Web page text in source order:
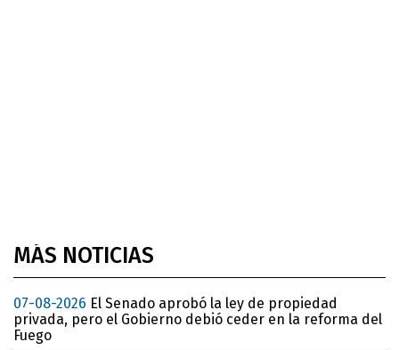
MÁS NOTICIAS
07-08-2026 El Senado aprobó la ley de propiedad
privada, pero el Gobierno debió ceder en la reforma del
Fuego